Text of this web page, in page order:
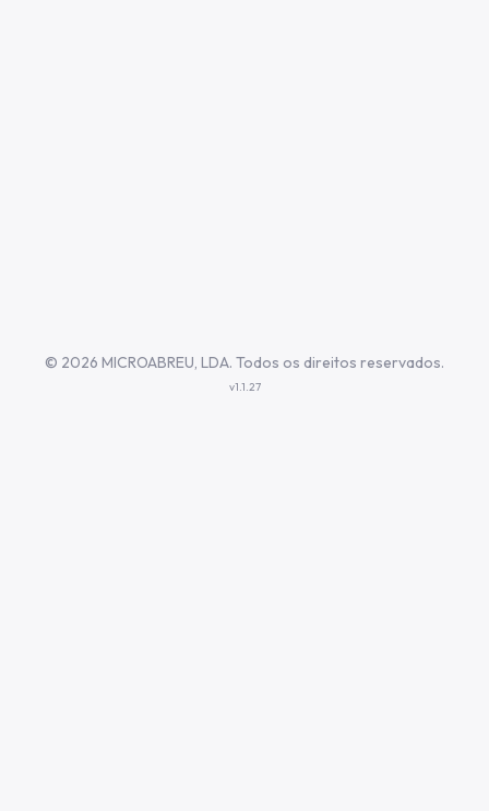
© 2026 MICROABREU, LDA. Todos os direitos reservados.
v1.1.27